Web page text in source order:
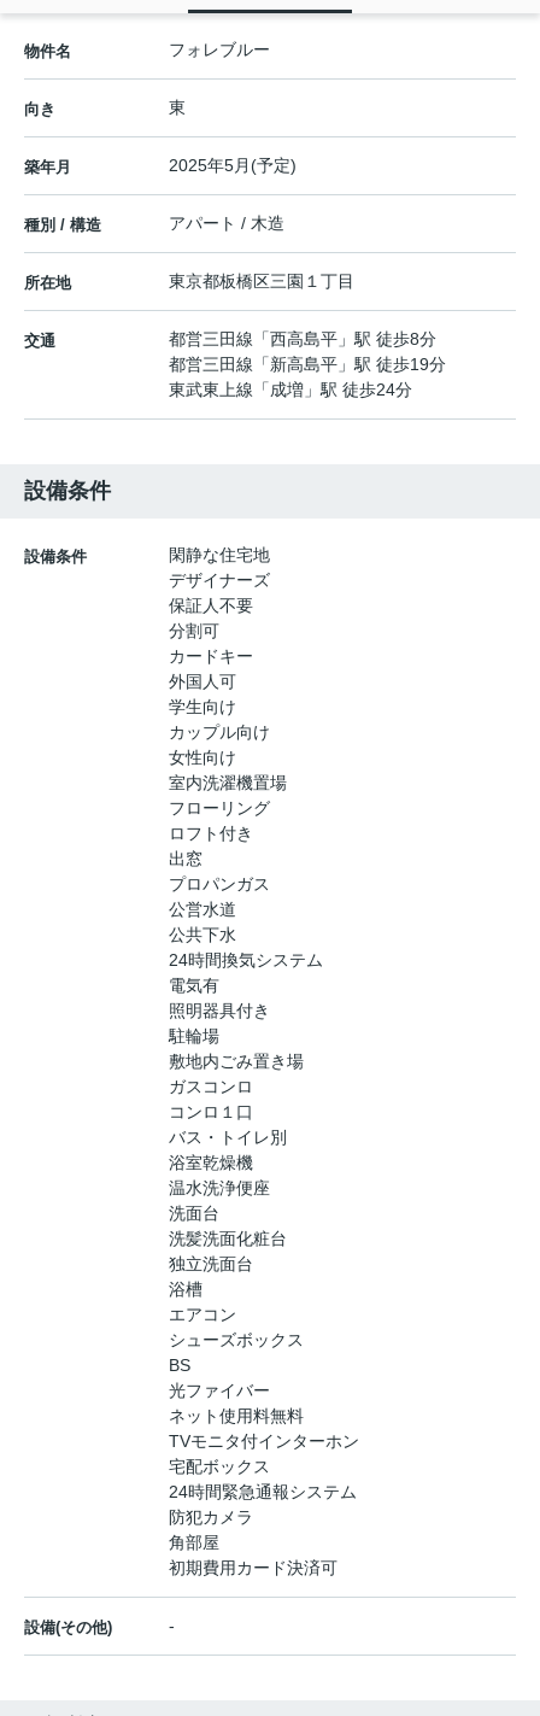
物件名 フォレブルー
向き 東
築年月 2025年5月(予定)
種別 / 構造 アパート / 木造
所在地 東京都板橋区三園 １丁目
交通 都営三田線 「西高島平 」駅 徒歩8分
都営三田線 「新高島平 」駅 徒歩19分
東武東上線 「成増 」駅 徒歩24分
設備条件
設備条件
閑静な住宅地
デザイナーズ
保証人不要
分割可
カードキー
外国人可
学生向け
カップル向け
女性向け
室内洗濯機置場
フローリング
ロフト付き
出窓
プロパンガス
公営水道
公共下水
24時間換気システム
電気有
照明器具付き
駐輪場
敷地内ごみ置き場
ガスコンロ
コンロ１口
バス・トイレ別
浴室乾燥機
温水洗浄便座
洗面台
洗髪洗面化粧台
独立洗面台
浴槽
エアコン
シューズボックス
BS
光ファイバー
ネット使用料無料
TVモニタ付インターホン
宅配ボックス
24時間緊急通報システム
防犯カメラ
角部屋
初期費用カード決済可
設備(その他) -